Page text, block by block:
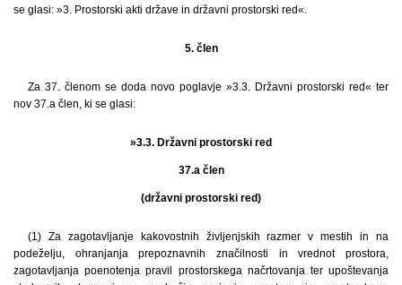
se glasi: »3. Prostorski akti države in državni prostorski red«.
5. člen
Za 37. členom se doda novo poglavje »3.3. Državni prostorski red« ter
nov 37.a člen, ki se glasi:
»3.3. Državni prostorski red
37.a člen
(državni prostorski red)
(1) Za zagotavljanje kakovostnih življenjskih razmer v mestih in na
podeželju, ohranjanja prepoznavnih značilnosti in vrednot prostora,
zagotavljanja poenotenja pravil prostorskega načrtovanja ter upoštevanja